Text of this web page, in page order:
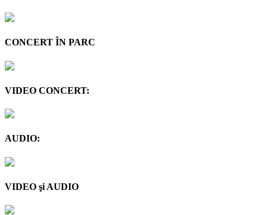
CONCERT ÎN PARC
VIDEO CONCERT:
AUDIO:
VIDEO şi AUDIO